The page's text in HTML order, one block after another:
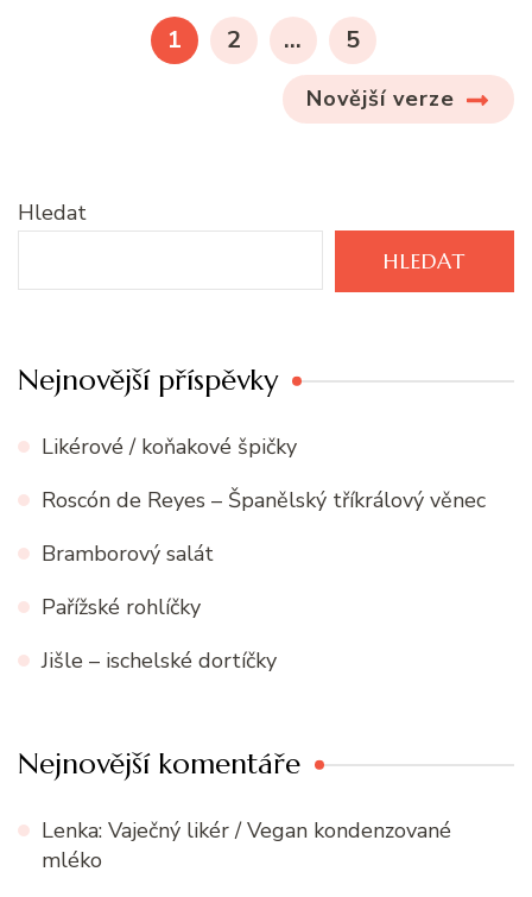
1 2 … 5
Novější verze
Hledat
HLEDAT
Nejnovější příspěvky
Likérové / koňakové špičky
Roscón de Reyes – Španělský tříkrálový věnec
Bramborový salát
Pařížské rohlíčky
Jišle – ischelské dortíčky
Nejnovější komentáře
Lenka: Vaječný likér / Vegan kondenzované
mléko